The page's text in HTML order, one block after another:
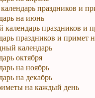
праздников и
на июнь
праздников и
праздников и примет
календарь
октября
на ноябрь
на декабрь
на каждый день